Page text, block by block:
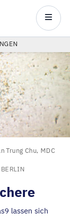
Main
Trung Chu, MDC
BERLIN
9 lassen sich